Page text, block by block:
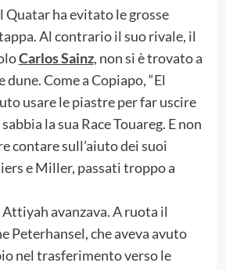
Quatar ha evitato le grosse
Al contrario il suo rivale, il
Carlos Sainz, non si è trovato a
Come a Copiapo, “El
usare le piastre per far uscire
la sua Race Touareg. E non
contare sull’aiuto dei suoi
e Miller, passati troppo a
avanzava. A ruota il
Peterhansel, che aveva avuto
nel trasferimento verso le